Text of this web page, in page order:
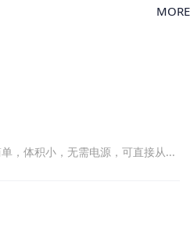
MORE
，体积小，无需电源，可直接从...